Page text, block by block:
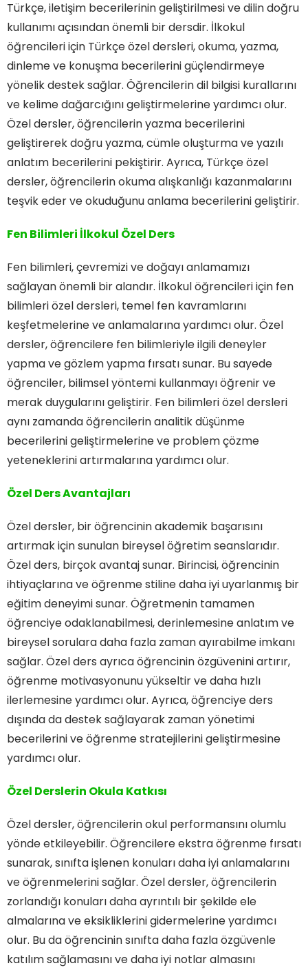
Türkçe, iletişim becerilerinin geliştirilmesi ve dilin doğru
kullanımı açısından önemli bir dersdir. İlkokul
öğrencileri için Türkçe özel dersleri, okuma, yazma,
dinleme ve konuşma becerilerini güçlendirmeye
yönelik destek sağlar. Öğrencilerin dil bilgisi kurallarını
ve kelime dağarcığını geliştirmelerine yardımcı olur.
Özel dersler, öğrencilerin yazma becerilerini
geliştirerek doğru yazma, cümle oluşturma ve yazılı
anlatım becerilerini pekiştirir. Ayrıca, Türkçe özel
dersler, öğrencilerin okuma alışkanlığı kazanmalarını
teşvik eder ve okuduğunu anlama becerilerini geliştirir.
Fen Bilimleri İlkokul Özel Ders
Fen bilimleri, çevremizi ve doğayı anlamamızı
sağlayan önemli bir alandır. İlkokul öğrencileri için fen
bilimleri özel dersleri, temel fen kavramlarını
keşfetmelerine ve anlamalarına yardımcı olur. Özel
dersler, öğrencilere fen bilimleriyle ilgili deneyler
yapma ve gözlem yapma fırsatı sunar. Bu sayede
öğrenciler, bilimsel yöntemi kullanmayı öğrenir ve
merak duygularını geliştirir. Fen bilimleri özel dersleri
aynı zamanda öğrencilerin analitik düşünme
becerilerini geliştirmelerine ve problem çözme
yeteneklerini artırmalarına yardımcı olur.
Özel Ders Avantajları
Özel dersler, bir öğrencinin akademik başarısını
artırmak için sunulan bireysel öğretim seanslarıdır.
Özel ders, birçok avantaj sunar. Birincisi, öğrencinin
ihtiyaçlarına ve öğrenme stiline daha iyi uyarlanmış bir
eğitim deneyimi sunar. Öğretmenin tamamen
öğrenciye odaklanabilmesi, derinlemesine anlatım ve
bireysel sorulara daha fazla zaman ayırabilme imkanı
sağlar. Özel ders ayrıca öğrencinin özgüvenini artırır,
öğrenme motivasyonunu yükseltir ve daha hızlı
ilerlemesine yardımcı olur. Ayrıca, öğrenciye ders
dışında da destek sağlayarak zaman yönetimi
becerilerini ve öğrenme stratejilerini geliştirmesine
yardımcı olur.
Özel Derslerin Okula Katkısı
Özel dersler, öğrencilerin okul performansını olumlu
yönde etkileyebilir. Öğrencilere ekstra öğrenme fırsatı
sunarak, sınıfta işlenen konuları daha iyi anlamalarını
ve öğrenmelerini sağlar. Özel dersler, öğrencilerin
zorlandığı konuları daha ayrıntılı bir şekilde ele
almalarına ve eksikliklerini gidermelerine yardımcı
olur. Bu da öğrencinin sınıfta daha fazla özgüvenle
katılım sağlamasını ve daha iyi notlar almasını